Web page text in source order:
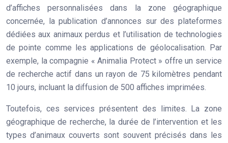
d’affiches personnalisées dans la zone géographique
concernée, la publication d’annonces sur des plateformes
dédiées aux animaux perdus et l’utilisation de technologies
de pointe comme les applications de géolocalisation. Par
exemple, la compagnie « Animalia Protect » offre un service
de recherche actif dans un rayon de 75 kilomètres pendant
10 jours, incluant la diffusion de 500 affiches imprimées.
Toutefois, ces services présentent des limites. La zone
géographique de recherche, la durée de l’intervention et les
types d’animaux couverts sont souvent précisés dans les